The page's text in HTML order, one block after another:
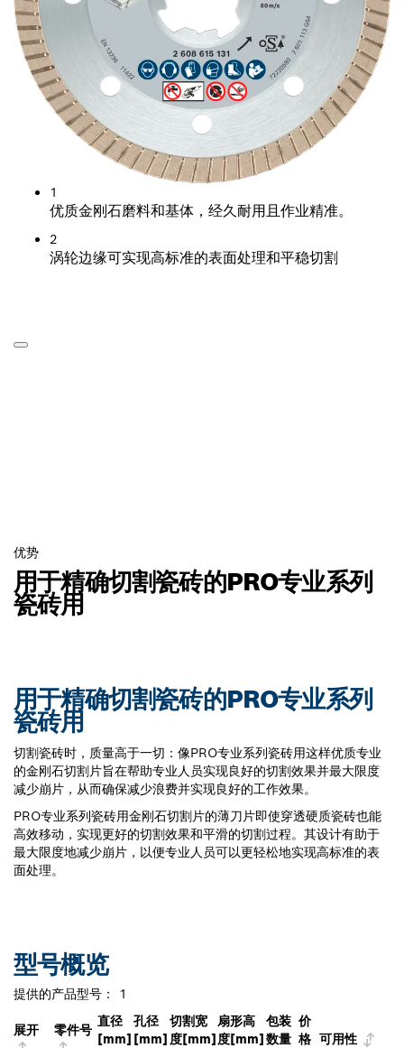
1
优质金刚石磨料和基体，经久耐用且作业精准。
2
涡轮边缘可实现高标准的表面处理和平稳切割
优势
用于精确切割瓷砖的PRO专业系列
瓷砖用
用于精确切割瓷砖的PRO专业系列
瓷砖用
切割瓷砖时，质量高于一切：像PRO专业系列瓷砖用这样优质专业
的金刚石切割片旨在帮助专业人员实现良好的切割效果并最大限度
减少崩片，从而确保减少浪费并实现良好的工作效果。
PRO专业系列瓷砖用金刚石切割片的薄刀片即使穿透硬质瓷砖也能
高效移动，实现更好的切割效果和平滑的切割过程。其设计有助于
最大限度地减少崩片，以便专业人员可以更轻松地实现高标准的表
面处理。
型号概览
提供的产品型号： 1
展开 零件号
直径
[mm]
孔径
[mm]
切割宽
度[mm]
扇形高
度[mm]
包装
数量
价
格 可用性